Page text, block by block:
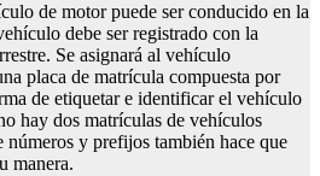
de motor puede ser conducido en la
debe ser registrado con la
Se asignará al vehículo
placa de matrícula compuesta por
de etiquetar e identificar el vehículo
hay dos matrículas de vehículos
y prefijos también hace que
manera.